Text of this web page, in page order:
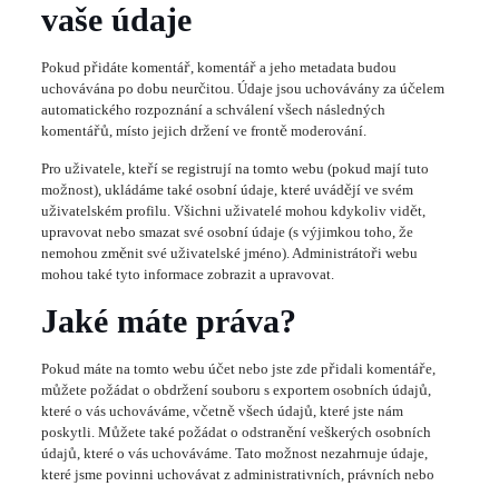
vaše údaje
Pokud přidáte komentář, komentář a jeho metadata budou
uchovávána po dobu neurčitou. Údaje jsou uchovávány za účelem
automatického rozpoznání a schválení všech následných
komentářů, místo jejich držení ve frontě moderování.
Pro uživatele, kteří se registrují na tomto webu (pokud mají tuto
možnost), ukládáme také osobní údaje, které uvádějí ve svém
uživatelském profilu. Všichni uživatelé mohou kdykoliv vidět,
upravovat nebo smazat své osobní údaje (s výjimkou toho, že
nemohou změnit své uživatelské jméno). Administrátoři webu
mohou také tyto informace zobrazit a upravovat.
Jaké máte práva?
Pokud máte na tomto webu účet nebo jste zde přidali komentáře,
můžete požádat o obdržení souboru s exportem osobních údajů,
které o vás uchováváme, včetně všech údajů, které jste nám
poskytli. Můžete také požádat o odstranění veškerých osobních
údajů, které o vás uchováváme. Tato možnost nezahrnuje údaje,
které jsme povinni uchovávat z administrativních, právních nebo